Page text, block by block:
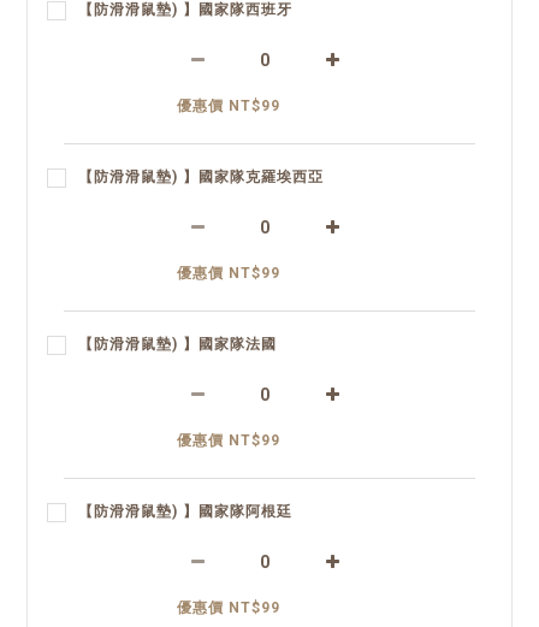
【防滑滑鼠墊) 】國家隊西班牙
優惠價 NT$99
【防滑滑鼠墊) 】國家隊克羅埃西亞
優惠價 NT$99
【防滑滑鼠墊) 】國家隊法國
優惠價 NT$99
【防滑滑鼠墊) 】國家隊阿根廷
優惠價 NT$99